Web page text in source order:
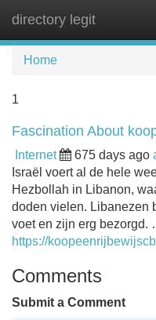
directory legit
Home
1
Fascination About
Internet 675 days ago
Israël voert al de hele
Hezbollah in Libanon,
doden vielen. Libanezen
voet en zijn erg bezorgd.
https://
Comments
Submit a Comment